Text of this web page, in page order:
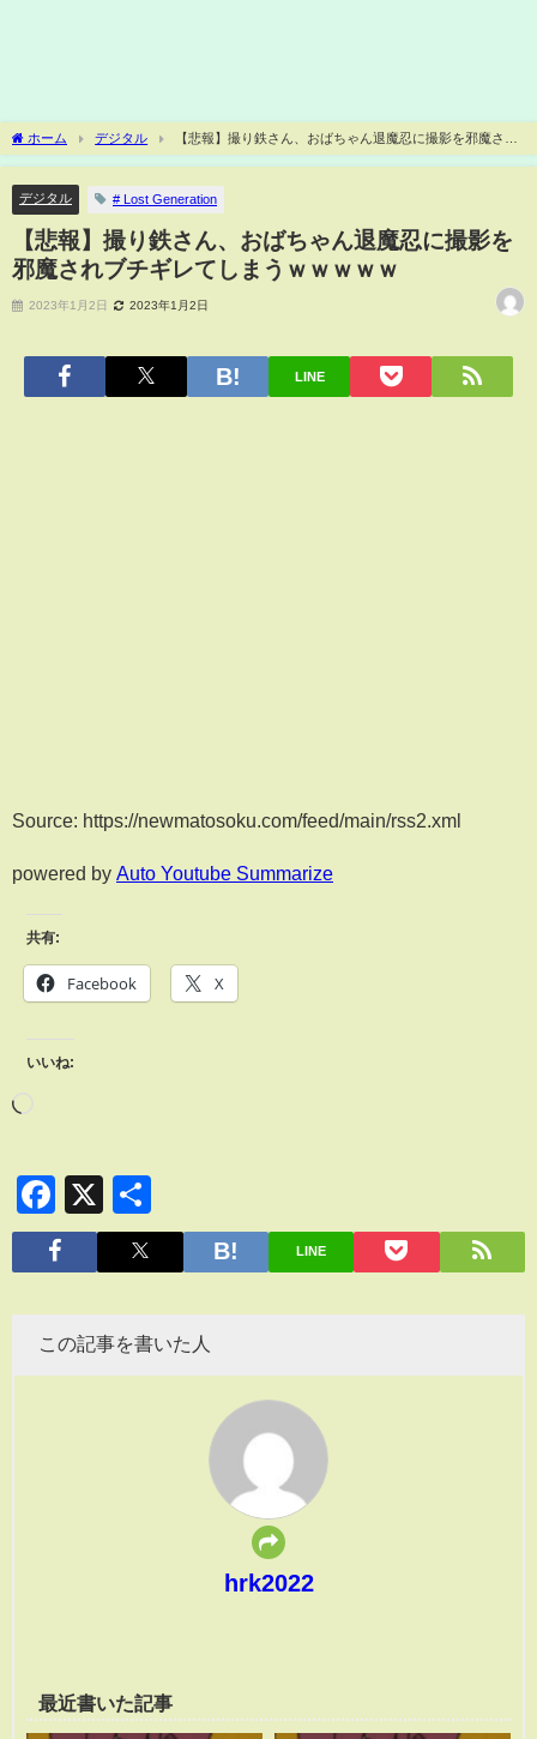
ホーム デジタル
【悲報】撮り鉄さん、おばちゃん退魔忍に撮影を邪魔され
ブチギレてしまうｗｗｗｗｗ
デジタル # Lost Generation
【悲報】撮り鉄さん、おばちゃん退魔忍に撮影を
邪魔されブチギレてしまうｗｗｗｗｗ
2023年1月2日 2023年1月2日
LINE
Source: https://newmatosoku.com/feed/main/rss2.xml
powered by Auto Youtube Summarize
共有:
Facebook X
いいね:
Facebook
X
有
LINE
この記事を書いた人
hrk2022
最近書いた記事